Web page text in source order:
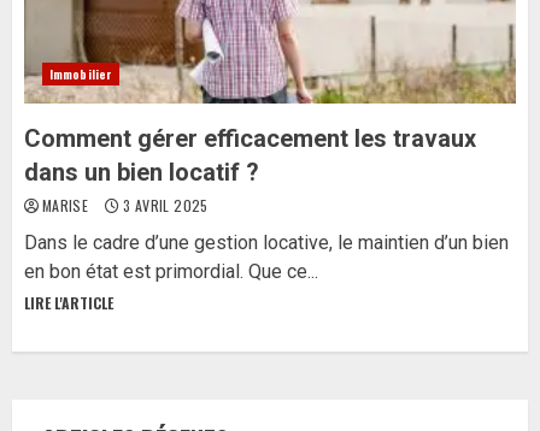
Immobilier
Comment gérer efficacement les travaux
dans un bien locatif ?
MARISE 3 AVRIL 2025
Dans le cadre d’une gestion locative, le maintien d’un bien
en bon état est primordial. Que ce...
LIRE L'ARTICLE